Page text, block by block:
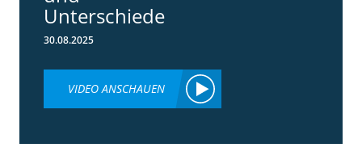
Unterschiede
30.08.2025
VIDEO ANSCHAUEN